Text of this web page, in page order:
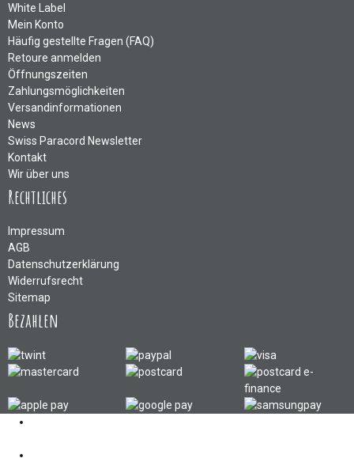
White Label
Mein Konto
Häufig gestellte Fragen (FAQ)
Retoure anmelden
Öffnungszeiten
Zahlungsmöglichkeiten
Versandinformationen
News
Swiss Paracord Newsletter
Kontakt
Wir über uns
Rechtliches
Impressum
AGB
Datenschutzerklärung
Widerrufsrecht
Sitemap
Bezahlen